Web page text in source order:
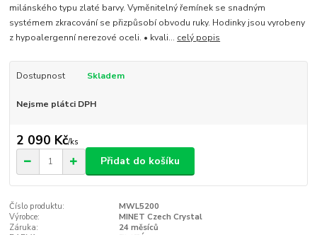
milánského typu zlaté barvy. Vyměnitelný řemínek se snadným
systémem zkracování se přizpůsobí obvodu ruky. Hodinky jsou vyrobeny
z hypoalergenní nerezové oceli. • kvali... celý popis
Dostupnost Skladem
Nejsme plátci DPH
2 090 Kč/ks
Přidat do košíku
Číslo produktu:
MWL5200
Výrobce:
MINET Czech Crystal
Záruka:
24 měsíců